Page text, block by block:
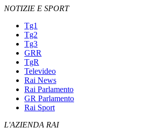
NOTIZIE E SPORT
Tg1
Tg2
Tg3
GRR
TgR
Televideo
Rai News
Rai Parlamento
GR Parlamento
Rai Sport
L'AZIENDA RAI